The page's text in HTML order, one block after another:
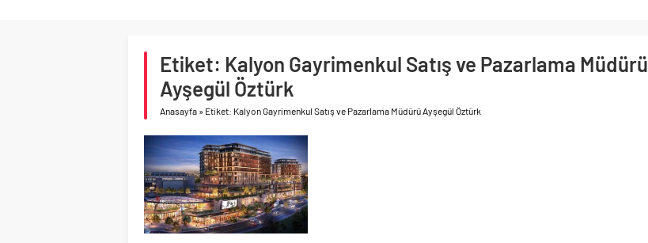
Birleşik Arap Emirlikleri’nin ilk yüksek hızlı demiryolu projesine Kalyon İnşaat imzası
Etiket: Kalyon Gayrimenkul Satış ve Pazarlama Müdürü
Ayşegül Öztürk
Anasayfa » Etiket: Kalyon Gayrimenkul Satış ve Pazarlama Müdürü Ayşegül Öztürk